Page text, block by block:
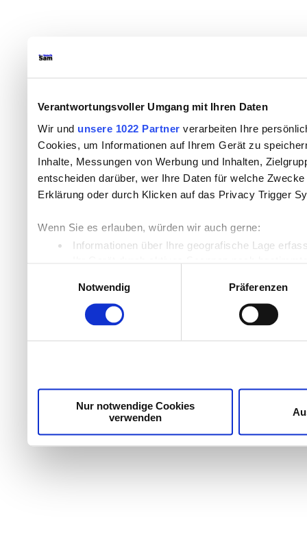
Verantwortungsvoller Umgang mit Ihren Daten
Wir und unsere 1022 Partner verarbeiten Ihre
Cookies, um Informationen auf Ihrem Gerät zu
Inhalte, Messungen von Werbung und Inhalten,
entscheiden darüber, wer Ihre Daten für welche
Erklärung oder durch Klicken auf das Privacy Trigger
Wenn Sie es erlauben, würden wir auch gerne:
Informationen über Ihre geografische Lage
Ihr Gerät durch aktives Scannen nach
Wir verwenden Cookies, um Inhalte und Anzeigen zu
die Zugriffe auf unsere Website zu analysieren.
Dienste gesammelt haben.
Notwendig
Präferenzen
Nur notwendige Cookies
verwenden